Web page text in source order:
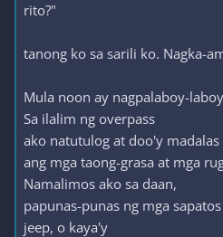
rito?"
tanong ko sa sarili ko. Nagka-
Mula noon ay nagpalaboy-
Sa ilalim ng overpass
ako natutulog at doo'y
ang mga taong-grasa at mga
Namalimos ako sa daan,
papunas-punas ng mga
jeep, o kaya'y